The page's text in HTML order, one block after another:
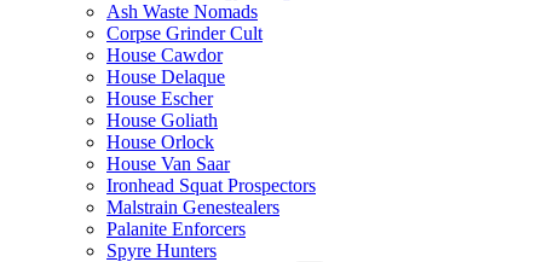
Ash Waste Nomads
Corpse Grinder Cult
House Cawdor
House Delaque
House Escher
House Goliath
House Orlock
House Van Saar
Ironhead Squat Prospectors
Malstrain Genestealers
Palanite Enforcers
Spyre Hunters